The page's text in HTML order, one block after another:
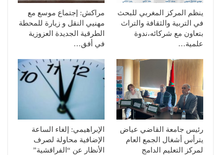
ينظم المركز المغربي للبحث
في التربية والثقافة والتراث
بتعاون مع شركائه،ندوة
علمية…
مراكش: إجتماع موسع مع
مهنيي النقل و زيارة للمحطة
الطرقية الجديدة العزوزية
في أفق…
رئيس جامعة القاضي عياض
يترأس أشغال الجمع العام
لمركز التعليم الدامج
الإبراهيمي: إلغاء الساعة
الإضافية محاولة لصرف
الأنظار عن “الفراقشية”